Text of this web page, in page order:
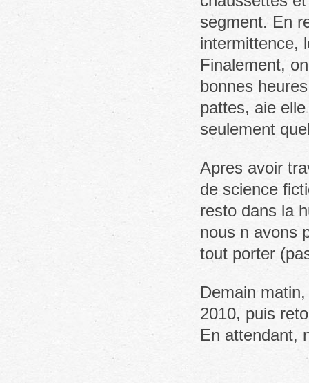
segment. En
intermittence,
Finalement,
bonnes
pattes, aie
seulement
Apres avoir
de science
resto dans la
nous n avons
tout porter
Demain
2010, puis
En attendant,